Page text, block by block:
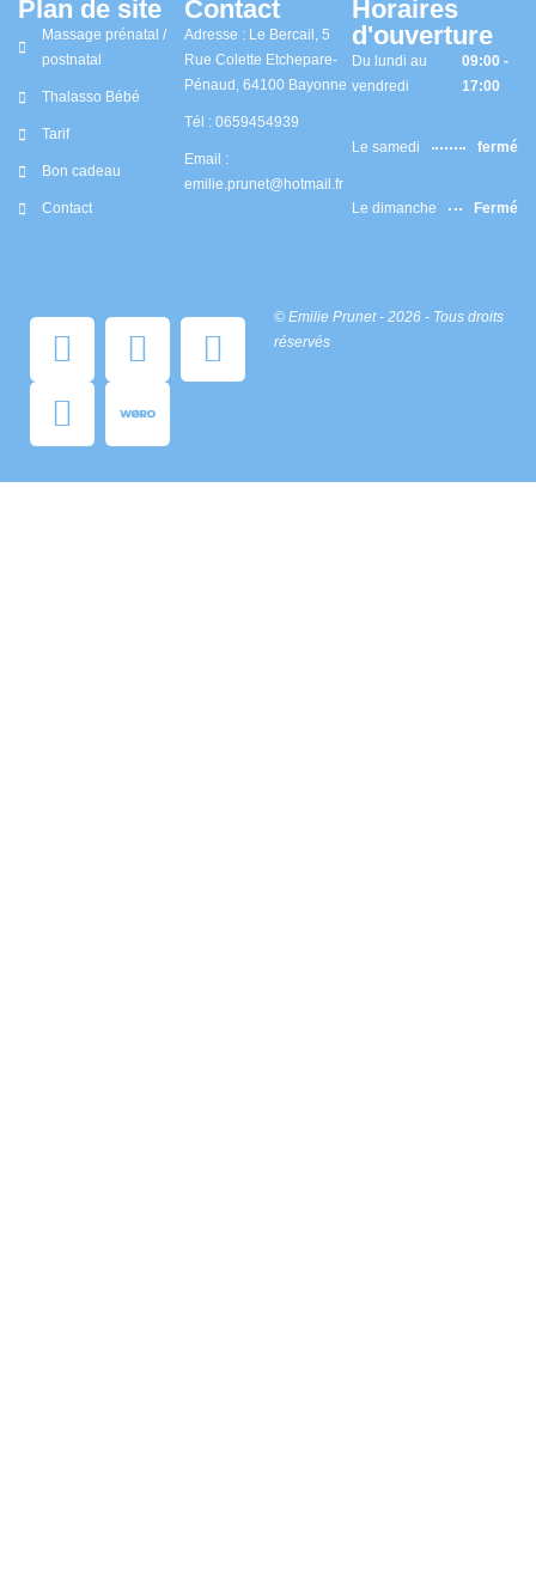
Plan de site
Massage prénatal /
postnatal
Thalasso Bébé
Tarif
Bon cadeau
Contact
Contact
Adresse : Le Bercail, 5
Rue Colette Etchepare-
Pénaud, 64100 Bayonne
Tél : 0659454939
Email :
emilie.prunet@hotmail.fr
Horaires
d'ouverture
Du lundi au
vendredi
09:00 -
17:00
Le samedi fermé
Le dimanche Fermé
C
c
-
v
i
C
c
-
m
a
A
m
o
C
c
-
s
t
© Emilie Prunet - 2026 - Tous droits
réservés